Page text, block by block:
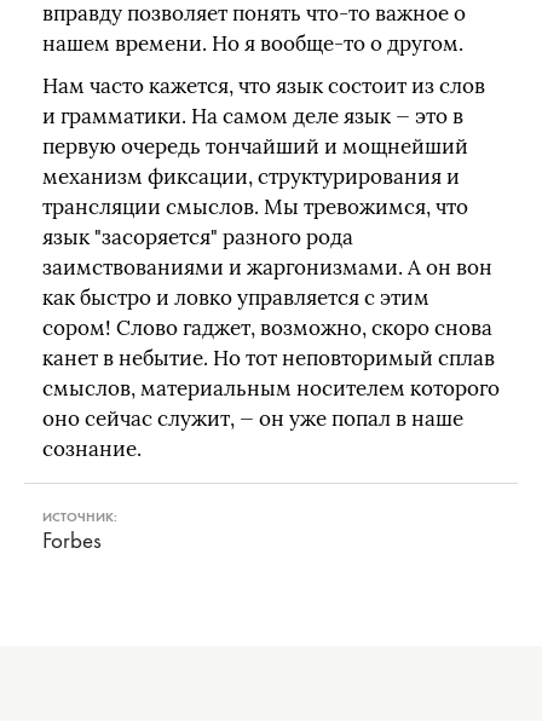
вправду позволяет понять что-то важное о
нашем времени. Но я вообще-то о другом.
Нам часто кажется, что язык состоит из слов
и грамматики. На самом деле язык — это в
первую очередь тончайший и мощнейший
механизм фиксации, структурирования и
трансляции смыслов. Мы тревожимся, что
язык "засоряется" разного рода
заимствованиями и жаргонизмами. А он вон
как быстро и ловко управляется с этим
сором! Слово гаджет, возможно, скоро снова
канет в небытие. Но тот неповторимый сплав
смыслов, материальным носителем которого
оно сейчас служит, — он уже попал в наше
сознание.
ИСТОЧНИК:
Forbes